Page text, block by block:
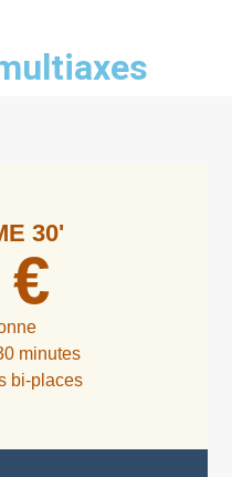
30'
minutes
bi-places